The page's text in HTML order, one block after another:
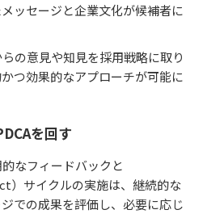
ッセージと企業文化が候補者に
の意見や知見を採用戦略に取り
つ効果的なアプローチが可能に
を回す
なフィードバックと
）サイクルの実施は、継続的な
での成果を評価し、必要に応じ